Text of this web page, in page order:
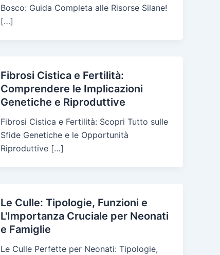
Bosco: Guida Completa alle Risorse Silane!
[…]
Fibrosi Cistica e Fertilità:
Comprendere le Implicazioni
Genetiche e Riproduttive
Fibrosi Cistica e Fertilità: Scopri Tutto sulle
Sfide Genetiche e le Opportunità
Riproduttive […]
Le Culle: Tipologie, Funzioni e
L'Importanza Cruciale per Neonati
e Famiglie
Le Culle Perfette per Neonati: Tipologie,